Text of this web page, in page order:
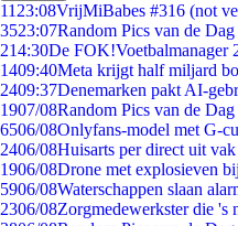
11 23:08VrijMiBabes #316 (not
3523:07Random Pics van de
214:30De FOK!Voetbalmanager
1409:40Meta krijgt half miljard
2409:37Denemarken pakt AI-
1907/08Random Pics van de
6506/08Onlyfans-model met G-
2406/08Huisarts per direct uit
1906/08Drone met explosieven
5906/08Waterschappen slaan
2306/08Zorgmedewerkster die 's